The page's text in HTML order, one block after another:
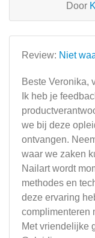
Door
Review: Niet
Beste Veronika,
Ik heb je
we bij deze
ontvangen.
waar we zaken
Nailart wordt
methodes en
deze ervaring
complimenteren
Met vriendelijke